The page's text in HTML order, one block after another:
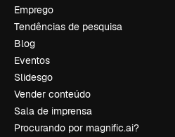
Emprego
Tendências de pesquisa
Blog
Eventos
Slidesgo
Vender conteúdo
Sala de imprensa
Procurando por magnific.ai?